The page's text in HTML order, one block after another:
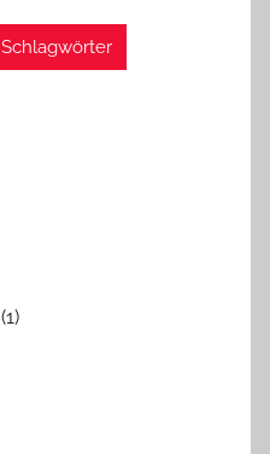
Schlagwörter
(1)